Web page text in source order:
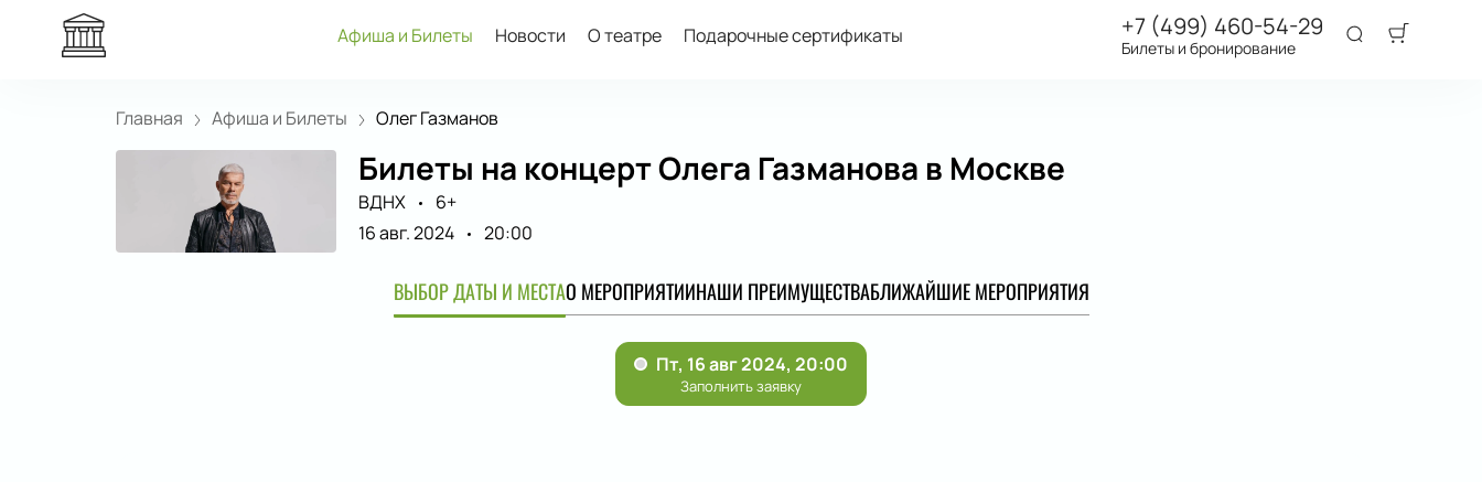
Афиша и Билеты Новости О театре Подарочные сертификаты +7 (499) 460-54-29
Билеты и бронирование
Главная Афиша и Билеты Олег Газманов
Билеты на концерт Олега Газманова в Москве
ВДНХ
6+
16 авг. 2024
20:00
ВЫБОР ДАТЫ И МЕСТАО МЕРОПРИЯТИИНАШИ ПРЕИМУЩЕСТВАБЛИЖАЙШИЕ МЕРОПРИЯТИЯ